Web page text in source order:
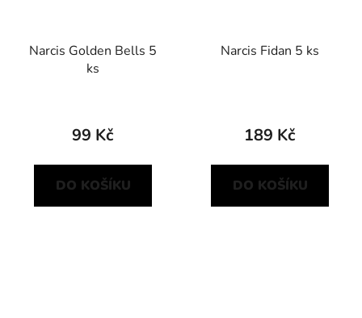
Narcis Golden Bells 5
ks
99 Kč
DO KOŠÍKU
Narcis Fidan 5 ks
189 Kč
DO KOŠÍKU